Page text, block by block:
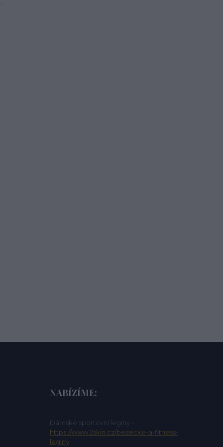
NABÍZÍME:
Dámské sportovní legíny -
https://www.2skin.cz/bezecke-a-fitness-
leginy